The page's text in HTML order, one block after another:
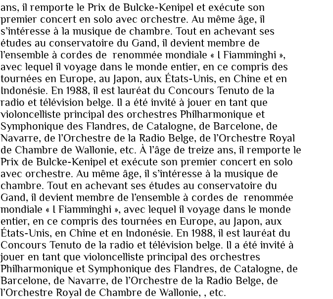
ans, il remporte le Prix de Bulcke-Kenipel et exécute son
premier concert en solo avec orchestre. Au même âge, il
s’intéresse à la musique de chambre. Tout en achevant ses
études au conservatoire du Gand, il devient membre de
l’ensemble à cordes de renommée mondiale « I Fiamminghi »,
avec lequel il voyage dans le monde entier, en ce compris des
tournées en Europe, au Japon, aux États-Unis, en Chine et en
Indonésie. En 1988, il est lauréat du Concours Tenuto de la
radio et télévision belge. Il a été invité à jouer en tant que
violoncelliste principal des orchestres Philharmonique et
Symphonique des Flandres, de Catalogne, de Barcelone, de
Navarre, de l’Orchestre de la Radio Belge, de l’Orchestre Royal
de Chambre de Wallonie, etc. À l’âge de treize ans, il remporte le
Prix de Bulcke-Kenipel et exécute son premier concert en solo
avec orchestre. Au même âge, il s’intéresse à la musique de
chambre. Tout en achevant ses études au conservatoire du
Gand, il devient membre de l’ensemble à cordes de renommée
mondiale « I Fiamminghi », avec lequel il voyage dans le monde
entier, en ce compris des tournées en Europe, au Japon, aux
États-Unis, en Chine et en Indonésie. En 1988, il est lauréat du
Concours Tenuto de la radio et télévision belge. Il a été invité à
jouer en tant que violoncelliste principal des orchestres
Philharmonique et Symphonique des Flandres, de Catalogne, de
Barcelone, de Navarre, de l’Orchestre de la Radio Belge, de
l’Orchestre Royal de Chambre de Wallonie, , etc.